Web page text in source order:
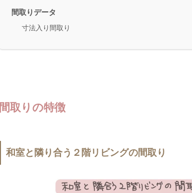
間取りデータ
寸法入り間取り
間取りの特徴
和室と隣り合う２階リビングの間取り